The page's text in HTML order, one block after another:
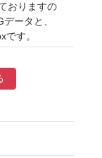
り
おりますの
ータと、
す。